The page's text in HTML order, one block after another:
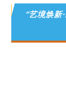
“艺境焕新